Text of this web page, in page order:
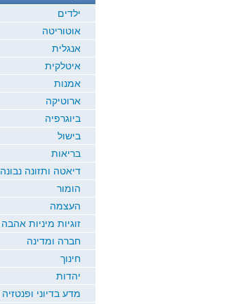
ילדים
אוטוריטה
אנגלית
איטלקית
אמנות
ארוטיקה
ביוגרפיה
בישול
בריאות
דיאטה ותזונה נבונה
הומור
העצמה
זוגיות מיניות אהבה
חברה ומדינה
חינוך
יהדות
מדע בדיוני ופנטזיה